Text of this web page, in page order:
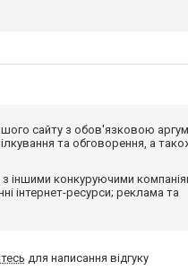
сайту з обов'язковою
та обговорення, а
іншими конкуруючими
інтернет-ресурси; реклама та
для написання відгуку